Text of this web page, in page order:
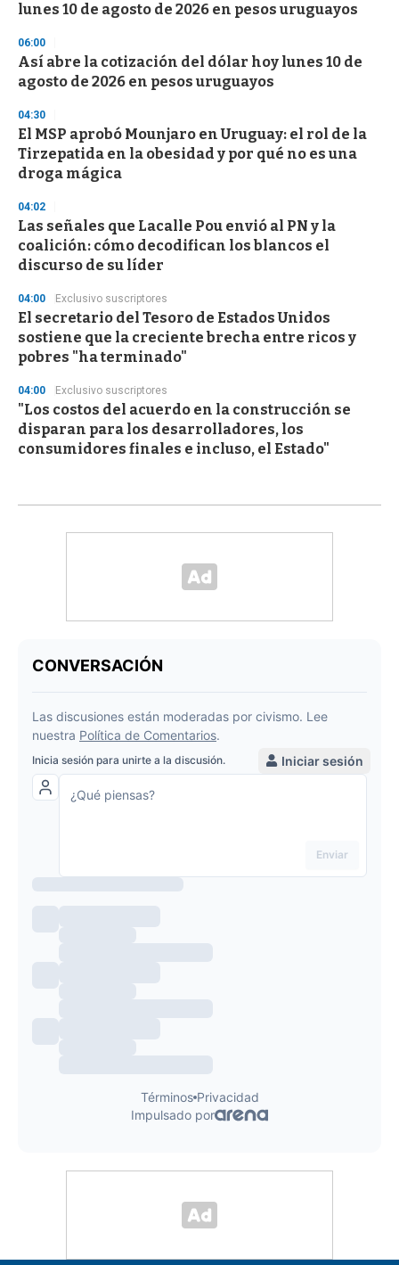
lunes 10 de agosto de 2026 en pesos uruguayos
06:00
Así abre la cotización del dólar hoy lunes 10 de
agosto de 2026 en pesos uruguayos
04:30
El MSP aprobó Mounjaro en Uruguay: el rol de la
Tirzepatida en la obesidad y por qué no es una
droga mágica
04:02
Las señales que Lacalle Pou envió al PN y la
coalición: cómo decodifican los blancos el
discurso de su líder
04:00 Exclusivo suscriptores
El secretario del Tesoro de Estados Unidos
sostiene que la creciente brecha entre ricos y
pobres "ha terminado"
04:00 Exclusivo suscriptores
"Los costos del acuerdo en la construcción se
disparan para los desarrolladores, los
consumidores finales e incluso, el Estado"